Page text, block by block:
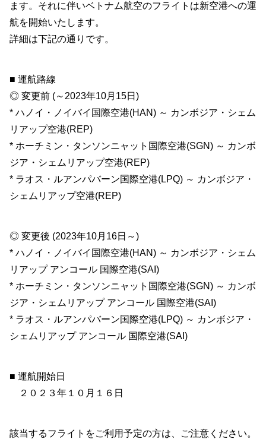
ます。それに伴いベトナム航空のフライトは新空港への運
航を開始いたします。
詳細は下記の通りです。
■ 運航路線
◎ 変更前 (～2023年10月15日)
* ハノイ・ノイバイ国際空港(HAN) ～ カンボジア・シェム
リアップ空港(REP)
* ホーチミン・タンソンニャット国際空港(SGN) ～ カンボ
ジア・シェムリアップ空港(REP)
* ラオス・ルアンパバーン国際空港(LPQ) ～ カンボジア・
シェムリアップ空港(REP)
◎ 変更後 (2023年10月16日～)
* ハノイ・ノイバイ国際空港(HAN) ～ カンボジア・シェム
リアップ アンコール 国際空港(SAI)
* ホーチミン・タンソンニャット国際空港(SGN) ～ カンボ
ジア・シェムリアップ アンコール 国際空港(SAI)
* ラオス・ルアンパバーン国際空港(LPQ) ～ カンボジア・
シェムリアップ アンコール 国際空港(SAI)
■ 運航開始日
２０２３年１０月１６日
該当するフライトをご利用予定の方は、ご注意ください。